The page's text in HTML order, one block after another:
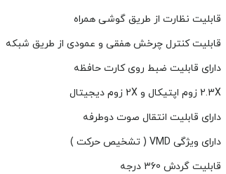
قابلیت نظارت از طریق گوشی همراه
قابلیت کنترل چرخش هفقی و عمودی از طریق شبکه
دارای قابلیت ضبط روی کارت حافظه
2.3X زوم اپتیکال و 2X زوم دیجیتال
دارای قابلیت انتقال صوت دوطرفه
دارای ویژگی VMD ( تشخیص حرکت )
قابلیت گردش 360 درجه